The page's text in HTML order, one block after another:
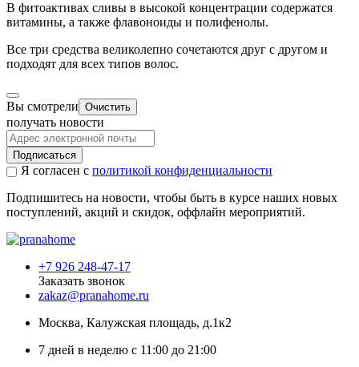
В фитоактивах сливы в высокой концентрации содержатся
витамины, а также флавоноиды и полифенолы.
Все три средства великолепно сочетаются друг с другом и
подходят для всех типов волос.
Вы смотрели Очистить
получать новости
Подписаться
Я согласен с политикой конфиденциальности
Подпишитесь на новости, чтобы быть в курсе наших новых
поступлений, акций и скидок, оффлайн мероприятий.
+7 926 248-47-17
Заказать звонок
zakaz@pranahome.ru
Москва, Калужская площадь, д.1к2
7 дней в неделю с 11:00 до 21:00